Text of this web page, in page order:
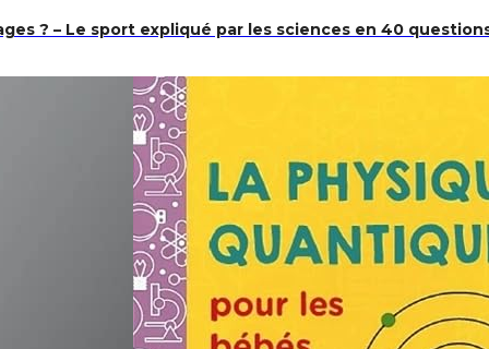
? – Le sport expliqué par les sciences en 40